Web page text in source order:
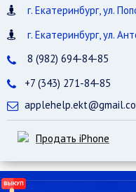
г. Екатеринбург, ул.
г. Екатеринбург, ул.
8 (982) 694-84-85
+7 (343) 271-84-85
Продать iPhone